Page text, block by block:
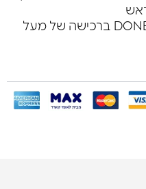
משלוח חינם באמצעות לוקר DONE ברכישה של מעל